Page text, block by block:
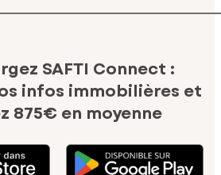
SAFTI Connect :
infos immobilières et
875€ en moyenne